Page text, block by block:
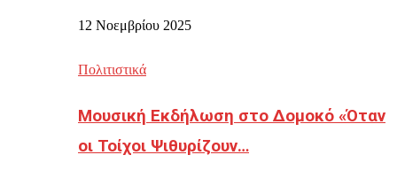
12 Νοεμβρίου 2025
Πολιτιστικά
Μουσική Εκδήλωση στο Δομοκό «Όταν
οι Τοίχοι Ψιθυρίζουν…